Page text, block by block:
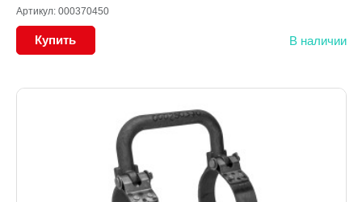
Артикул: 000370450
Купить В наличии